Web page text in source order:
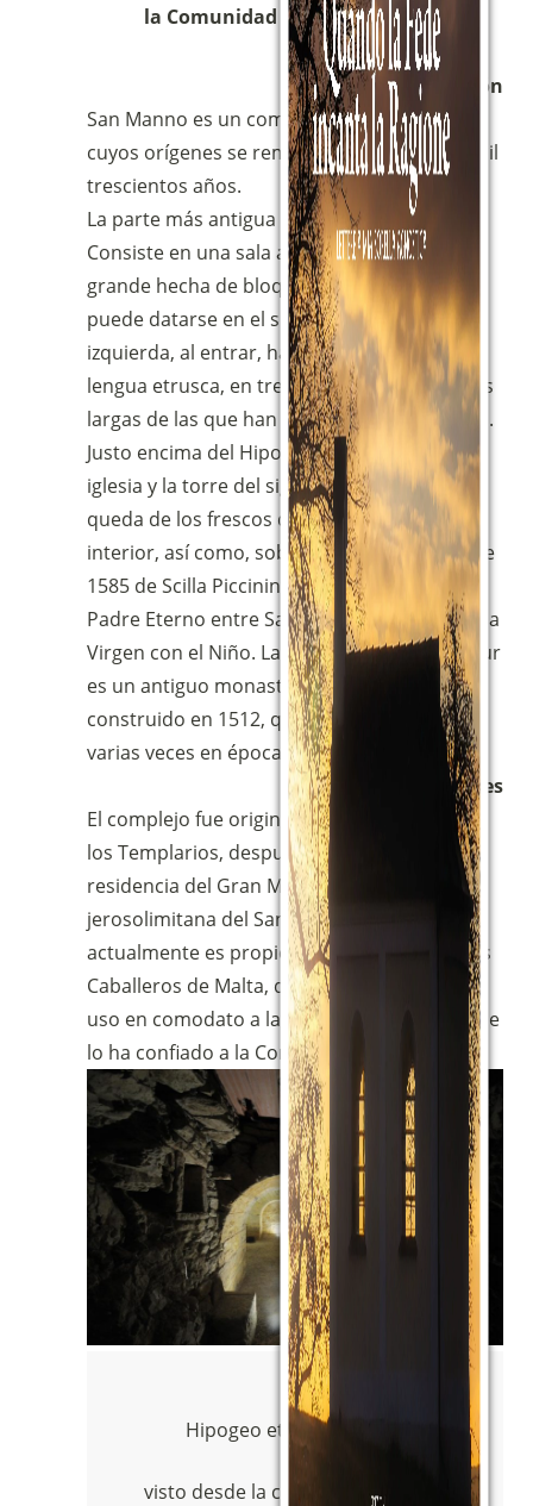
la Comunidad Magnificat.
Descripción
San Manno es un complejo monumental
cuyos orígenes se remontan a más de dos mil
trescientos años.
La parte más antigua es la tumba etrusca.
Consiste en una sala abovedada bastante
grande hecha de bloques de travertino, y
puede datarse en el siglo III a.C. En la pared
izquierda, al entrar, hay una inscripción en
lengua etrusca, en tres líneas, una de las más
largas de las que han llegado hasta nosotros.
Justo encima del Hipogeo se encuentra la
iglesia y la torre del siglo XIV, con lo que
queda de los frescos del siglo XIII en su
interior, así como, sobre el altar, un fresco de
1585 de Scilla Piccinini que representa al
Padre Eterno entre San Pedro y San Pablo y la
Virgen con el Niño. La casa rural situada al sur
es un antiguo monasterio fortificado
construido en 1512, que ha sido modificado
varias veces en épocas posteriores.
Propiedades
El complejo fue originalmente propiedad de
los Templarios, después, en 1307, fue
residencia del Gran Maestre de la Orden
jerosolimitana del Santo Sepulcro, y
actualmente es propiedad de la Orden de los
Caballeros de Malta, que han concedido su
uso en comodato a la Diócesis de Perusa, que
lo ha confiado a la Comunidad Magnificat.
Hipogeo etrusco de San Manno,
visto desde la cámara sepulcral de la